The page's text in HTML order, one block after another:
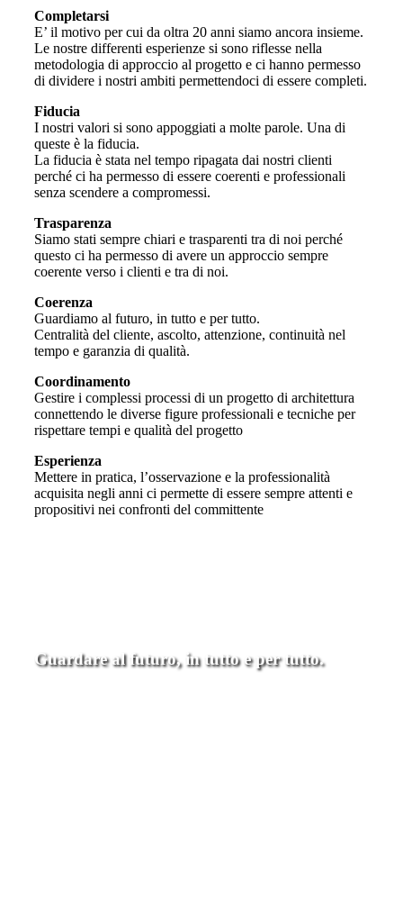
Completarsi
E’ il motivo per cui da oltra 20 anni siamo ancora insieme.
Le nostre differenti esperienze si sono riflesse nella
metodologia di approccio al progetto e ci hanno permesso
di dividere i nostri ambiti permettendoci di essere completi.
Fiducia
I nostri valori si sono appoggiati a molte parole. Una di
queste è la fiducia.
La fiducia è stata nel tempo ripagata dai nostri clienti
perché ci ha permesso di essere coerenti e professionali
senza scendere a compromessi.
Trasparenza
Siamo stati sempre chiari e trasparenti tra di noi perché
questo ci ha permesso di avere un approccio sempre
coerente verso i clienti e tra di noi.
Coerenza
Guardiamo al futuro, in tutto e per tutto.
Centralità del cliente, ascolto, attenzione, continuità nel
tempo e garanzia di qualità.
Coordinamento
Gestire i complessi processi di un progetto di architettura
connettendo le diverse figure professionali e tecniche per
rispettare tempi e qualità del progetto
Esperienza
Mettere in pratica, l’osservazione e la professionalità
acquisita negli anni ci permette di essere sempre attenti e
propositivi nei confronti del committente
Guardare al futuro, in tutto e per tutto.